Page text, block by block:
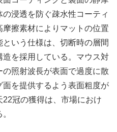
浸透を防ぐ疎水性コーティ
擦素材によりマットの位置
いう仕様は、切断時の層間
を採用している。マウス対
照射波長が表面で過度に散
を提供するよう表面粗度が
冠の獲得は、市場におけ